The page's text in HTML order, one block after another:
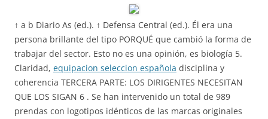
↑ a b Diario As (ed.). ↑ Defensa Central (ed.). Él era una
persona brillante del tipo PORQUÉ que cambió la forma de
trabajar del sector. Esto no es una opinión, es biología 5.
Claridad, equipacion seleccion española disciplina y
coherencia TERCERA PARTE: LOS DIRIGENTES NECESITAN
QUE LOS SIGAN 6 . Se han intervenido un total de 989
prendas con logotipos idénticos de las marcas originales